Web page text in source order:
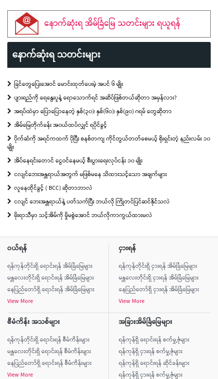
နောက်ဆုံးရ အိမ်ခြံမြေ သတင်းများ ရယူရန်
နောက်ဆုံးရ သတင်းများ
ခြင်တွေပြေးအောင် မောင်းထုတ်ပေးမဲ့ အပင် ၆ မျိုး
ပျားရည်ကို ရေနွေးပူနဲ့ ရောသောက်ရင် အဆိပ်ဖြစ်တယ်ဆိုတာ အမှန်လား?
အရပ်ထဲမှာ ပြောပြောနေတဲ့ နှစ်(၃၀)၊ နှစ်(၆၀)၊ နှစ်(၉၀) ဂရမ် တွေဆိုတာ
အိမ်မြေတိုက်ခန်း အ၀ယ်ထပ်လျှင် ရပိုင်ခွင့်
ပိုက်ဆံကို အရင်ကထက် ပိုပြီး စနစ်တကျ ကိုင်တွယ်တတ်စေမယ့် ရိုးရှင်းတဲ့ နည်းလမ်း ၁၀
မျိုး
အိပ်နေရင်းတောင် ငွေဝင်နေမယ့် စီးပွားရေးလုပ်ငန်း ၁၀ မျိုး
ငလျင်ဘေးအန္တရာယ်အတွက် မဖြစ်မနေ သိထားသင့်သော အချက်များ
လူနေထိုင်ခွင့် ( BCC) ဆိုတာဘာလဲ
ငလျင် ဘေးအန္တရာယ်နဲ့ ပတ်သက်ပြီး ဘယ်လို ကြိုတင်ပြင်ဆင်နိုင်သလဲ
မိုးရာသီမှာ သင့်အိမ်ကို မှိုမစွဲအောင် ဘယ်လိုကာကွယ်ထားမလဲ
ဝယ်ရန်
ရန်ကုန်တိုင်းရှိ ရောင်းရန် အိမ်ခြံမြေများ
မန္တလေးတိုင်းရှိ ရောင်းရန် အိမ်ခြံမြေများ
နေပြည်တော်ရှိ ရောင်းရန် အိမ်ခြံမြေများ
View More
ငှားရန်
ရန်ကုန်တိုင်းရှိ ငှားရန် အိမ်ခြံမြေများ
မန္တလေးတိုင်းရှိ ငှားရန် အိမ်ခြံမြေများ
နေပြည်တော်ရှိ ငှားရန် အိမ်ခြံမြေများ
View More
စီမံကိန်း အသစ်များ
ရန်ကုန်တိုင်းရှိ ရောင်းရန် စီမံကိန်းများ
မန္တလေးတိုင်းရှိ ရောင်းရန် စီမံကိန်းများ
နေပြည်တော်ရှိ ရောင်းရန် စီမံကိန်းများ
View More
အခြားအိမ်ခြံမြေများ
ရန်ကုန်ရှိ ရောင်းရန် စက်မှု့ဇုံများ
ရန်ကုန်ရှိ ငှားရန် စက်မှု့ဇုံများ
ရန်ကုန်ရှိ ရောင်းရန် ဆိုင်ခန်းများ
ရန်ကုန်ရှိ ငှားရန် စက်မှု့ဇုံများ